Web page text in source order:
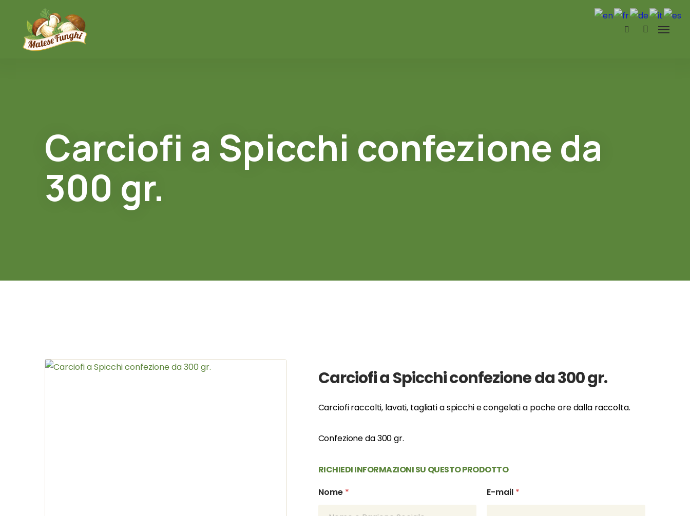
Carciofi a Spicchi confezione da
300 gr.
Carciofi a Spicchi confezione da 300 gr.
Carciofi raccolti, lavati, tagliati a spicchi e congelati a poche ore dalla raccolta.
Confezione da 300 gr.
RICHIEDI INFORMAZIONI SU QUESTO PRODOTTO
Nome * E-mail *